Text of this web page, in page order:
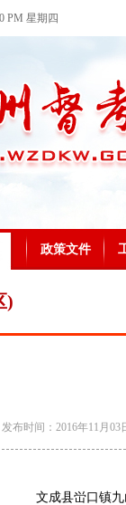
PM 星期四
政策文件
)
发布时间：2016年11月03
文成县峃口镇九山